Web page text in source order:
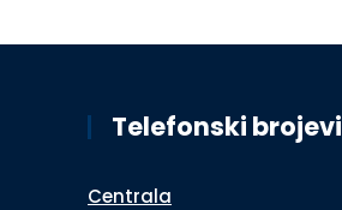
Telefonski brojevi
Centrala